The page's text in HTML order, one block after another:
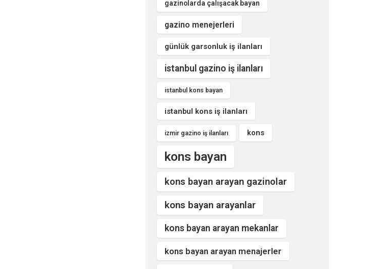
gazinolarda çalışacak bayan
gazino menejerleri
günlük garsonluk iş ilanları
istanbul gazino iş ilanları
istanbul kons bayan
istanbul kons iş ilanları
izmir gazino iş ilanları kons
kons bayan
kons bayan arayan gazinolar
kons bayan arayanlar
kons bayan arayan mekanlar
kons bayan arayan menajerler